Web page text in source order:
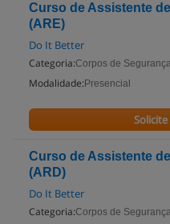
Curso de Assistente
(ARE)
Do It Better
Categoria:Corpos de
Modalidade: Presencial
Curso de Assistente
(ARD)
Do It Better
Categoria:Corpos de